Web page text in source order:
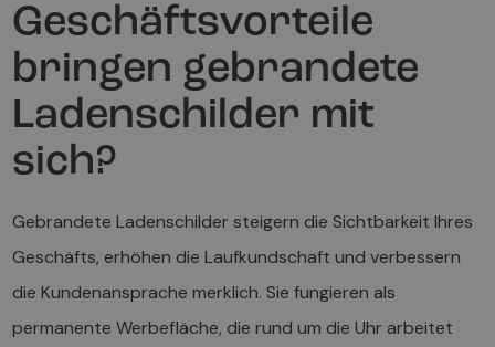
Geschäftsvorteile
bringen gebrandete
Ladenschilder mit
sich?
Gebrandete Ladenschilder steigern die Sichtbarkeit Ihres
Geschäfts, erhöhen die Laufkundschaft und verbessern
die Kundenansprache merklich. Sie fungieren als
permanente Werbefläche, die rund um die Uhr arbeitet